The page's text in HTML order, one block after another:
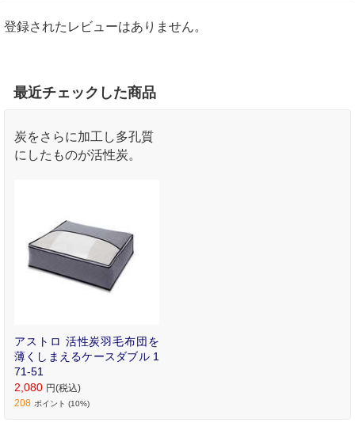
登録されたレビューはありません。
最近チェックした商品
炭をさらに加工し多孔質
にしたものが活性炭。
アストロ 活性炭羽毛布団を
薄くしまえるケースダブル 1
71-51
2,080 円(税込)
208 ポイント (10%)